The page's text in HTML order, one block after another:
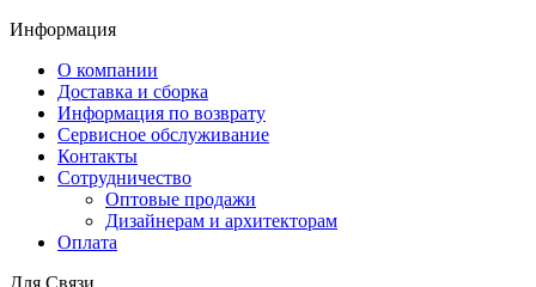
Информация
О компании
Доставка и сборка
Информация по возврату
Сервисное обслуживание
Контакты
Сотрудничество
Оптовые продажи
Дизайнерам и архитекторам
Оплата
Для Связи